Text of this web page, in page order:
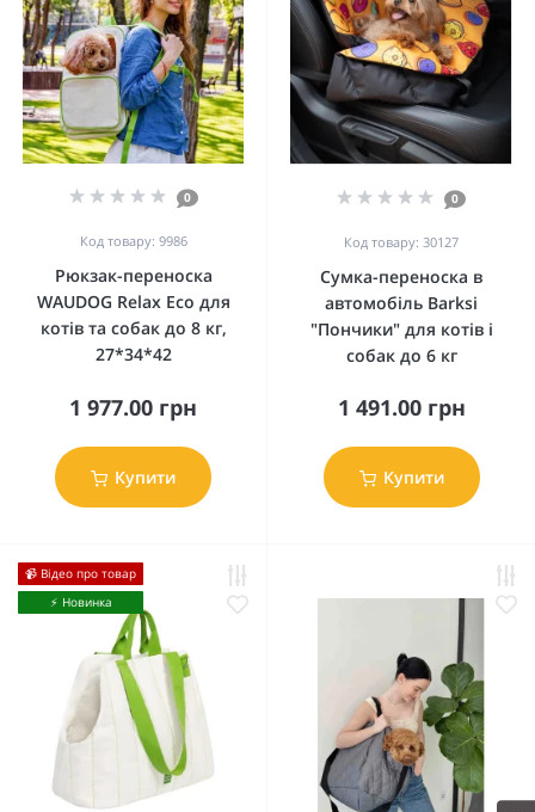
0
Код товару: 9986
Рюкзак-переноска
WAUDOG Relax Eco для
котів та собак до 8 кг,
27*34*42
1 977.00 грн
Купити
0
Код товару: 30127
Сумка-переноска в
автомобіль Barksi
"Пончики" для котів і
собак до 6 кг
1 491.00 грн
Купити
📹 Відео про товар
⚡️ Новинка